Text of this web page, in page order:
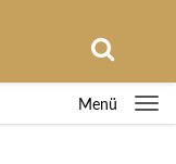
Menü